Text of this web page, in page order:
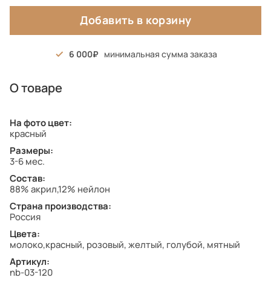
Добавить в корзину
6 000 минимальная сумма заказа
О товаре
На фото цвет:
красный
Размеры:
3-6 мес.
Состав:
88% акрил,12% нейлон
Страна производства:
Россия
Цвета:
молоко,красный, розовый, желтый, голубой, мятный
Артикул:
nb-03-120